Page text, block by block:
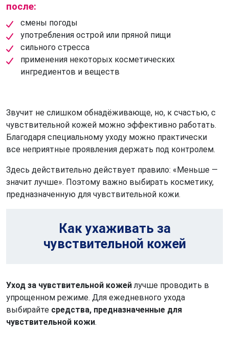
после:
смены погоды
употребления острой или пряной пищи
сильного стресса
применения некоторых косметических
ингредиентов и веществ
Звучит не слишком обнадёживающе, но, к счастью, с
чувствительной кожей можно эффективно работать.
Благодаря специальному уходу можно практически
все неприятные проявления держать под контролем.
Здесь действительно действует правило: «Меньше —
значит лучше». Поэтому важно выбирать косметику,
предназначенную для чувствительной кожи.
Как ухаживать за
чувствительной кожей
Уход за чувствительной кожейлучше проводить в
упрощенном режиме. Для ежедневного ухода
выбирайте средства, предназначенные для
чувствительной кожи.